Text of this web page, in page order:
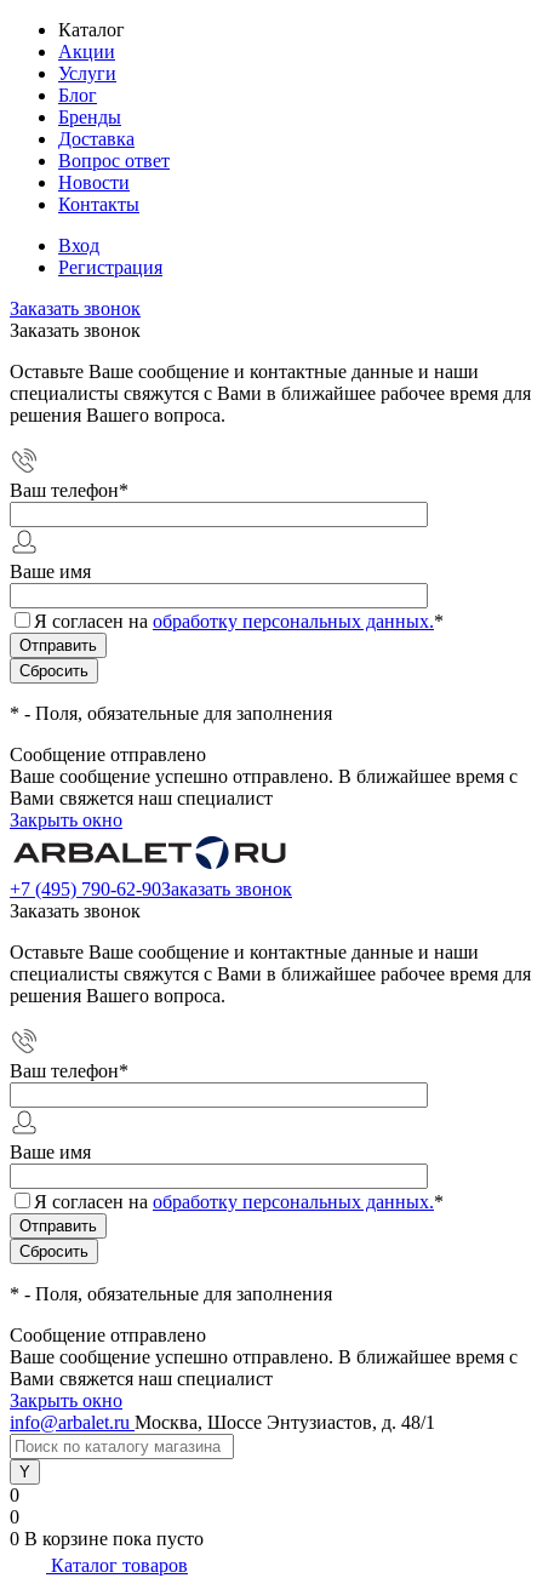
Каталог
Акции
Услуги
Блог
Бренды
Доставка
Вопрос ответ
Новости
Контакты
Вход
Регистрация
Заказать звонок
Заказать звонок
Оставьте Ваше сообщение и контактные данные и наши
специалисты свяжутся с Вами в ближайшее рабочее время для
решения Вашего вопроса.
Ваш телефон*
Ваше имя
Я согласен на обработку персональных данных.*
* - Поля, обязательные для заполнения
Сообщение отправлено
Ваше сообщение успешно отправлено. В ближайшее время с
Вами свяжется наш специалист
Закрыть окно
+7 (495) 790-62-90Заказать звонок
Заказать звонок
Оставьте Ваше сообщение и контактные данные и наши
специалисты свяжутся с Вами в ближайшее рабочее время для
решения Вашего вопроса.
Ваш телефон*
Ваше имя
Я согласен на обработку персональных данных.*
* - Поля, обязательные для заполнения
Сообщение отправлено
Ваше сообщение успешно отправлено. В ближайшее время с
Вами свяжется наш специалист
Закрыть окно
info@arbalet.ru Москва, Шоссе Энтузиастов, д. 48/1
0
0
0 В корзине пока пусто
Каталог товаров